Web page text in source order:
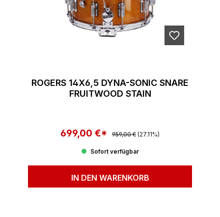
ROGERS 14X6,5 DYNA-SONIC SNARE
FRUITWOOD STAIN
Verkaufspreis:
699,00 €* Regulärer Preis:
959,00 € (27.11%)
Sofort verfügbar
IN DEN WARENKORB